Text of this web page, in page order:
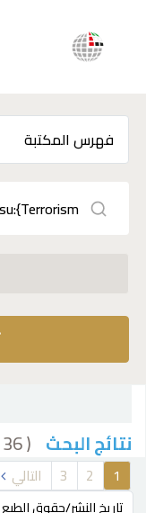
نتائج البحث ( 36 نتيجة)
1
2
3 التالي
ترتيب بواسطة: